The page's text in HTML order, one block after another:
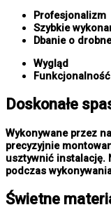
Profesjonalizm
Szybkie
Dbanie o
Wygląd
Funkcjonalność
Doskonałe
Wykonywane przez
precyzyjnie
usztywnić instalację.
podczas
Świetne